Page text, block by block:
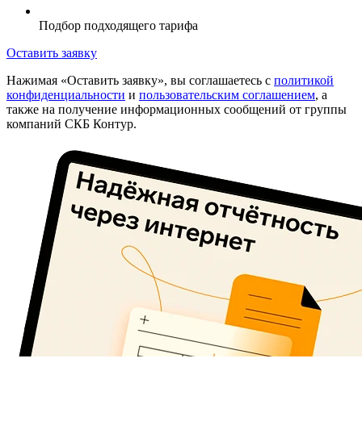
Подбор подходящего тарифа
Оставить заявку
Нажимая «Оставить заявку», вы соглашаетесь с политикой
конфиденциальности и пользовательским соглашением, а
также на получение информационных сообщений от группы
компаний СКБ Контур.